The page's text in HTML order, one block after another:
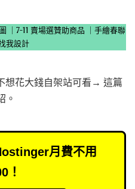
7-11 賣場選贊助商品
手繪春聯
我設計
想花大錢自架站可看→ 這篇
。
月費不用
！